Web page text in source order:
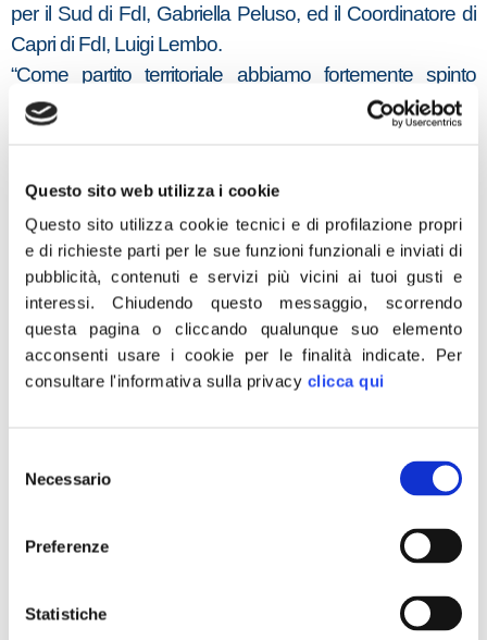
Questo sito web utilizza i cookie
Questo sito utilizza cookie tecnici e di profilazione propri
e di richieste parti per le sue funzioni funzionali e inviati di
pubblicità, contenuti e servizi più vicini ai tuoi gusti e
interessi.Chiudendo questo messaggio, scorrendo
questa pagina o cliccando qualunque suo elemento
acconsenti usare i cookie per le finalità indicate. Per
consultare l'informativa sulla privacy clicca qui
delNecessario
Preferenze
Statistiche
per il Sud di FdI, Gabriella Peluso, ed il Coordinatore di
Capri di FdI, Luigi Lembo.
“Come partito territoriale abbiamo fortemente spinto
affinchè si decidesse di procedere alla vaccinazione di
massa per mettere in salvo la stagione turistica”–
capresi hanno il proprio lavoro e, quindi, la fonte del
proprio reddito esclusivamente nelle attività turistiche e,
per questo, è indispensabile garantire le condizioni
affinchè il turismo e le attività correlate possano ripartire
in piena sicurezza per gli stessi isolani e per tutti i turisti.
Inoltre – evidenziano i due dirigenti del partito guidato da
Giorgia Meloni – bisogna ricordare che le isole hanno
che sono certamente insufficienti rispetto alle esigenze
“Il turismo è fondamentale per l’economia della
Campania e di tutte le Regioni del Sud – ha evidenziato
Peluso – in particolare alla luce dei dati catastrofici che
vedono il Pil del Mezzogiorno in grave riduzione e, come